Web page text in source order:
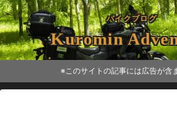
バイクブログ
Kuromin
※このサイトの記事には広告が含